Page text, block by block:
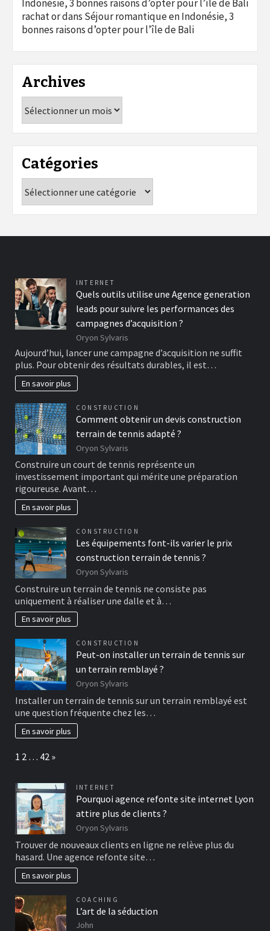
Indonésie, 3 bonnes raisons d’opter pour l’île de Bali
rachat ordans Séjour romantique en Indonésie, 3
bonnes raisons d’opter pour l’île de Bali
Archives
Catégories
INTERNET
Quels outils utilise une Agence generation
leads pour suivre les performances des
campagnes d’acquisition ?
Oryon Sylvaris
Aujourd’hui, lancer une campagne d’acquisition ne suffit
plus. Pour obtenir des résultats durables, il est…
En savoir plus
CONSTRUCTION
Comment obtenir un devis construction
terrain de tennis adapté ?
Oryon Sylvaris
Construire un court de tennis représente un
investissement important qui mérite une préparation
rigoureuse. Avant…
En savoir plus
CONSTRUCTION
Les équipements font-ils varier le prix
construction terrain de tennis ?
Oryon Sylvaris
Construire un terrain de tennis ne consiste pas
uniquement à réaliser une dalle et à…
En savoir plus
CONSTRUCTION
Peut-on installer un terrain de tennis sur
un terrain remblayé ?
Oryon Sylvaris
Installer un terrain de tennis sur un terrain remblayé est
une question fréquente chez les…
En savoir plus
Page:
1 2 … 42 Next
»
INTERNET
Pourquoi agence refonte site internet Lyon
attire plus de clients ?
Oryon Sylvaris
Trouver de nouveaux clients en ligne ne relève plus du
hasard. Une agence refonte site…
En savoir plus
COACHING
L’art de la séduction
John